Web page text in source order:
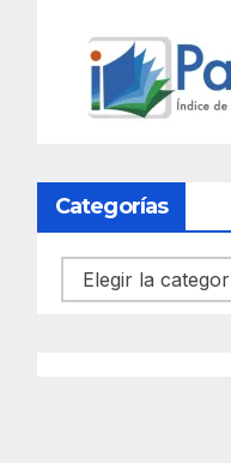
Categorías
Categorías